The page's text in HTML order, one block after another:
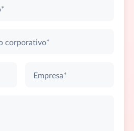
corporativo*
Empresa*